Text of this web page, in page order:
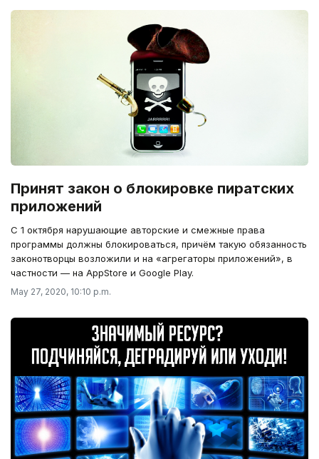
Принят закон о блокировке пиратских
приложений
С 1 октября нарушающие авторские и смежные права
программы должны блокироваться, причём такую обязанность
законотворцы возложили и на «агрегаторы приложений», в
частности — на AppStore и Google Play.
May 27, 2020, 10:10 p.m.